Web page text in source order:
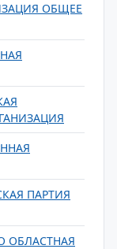
ОБЩЕЕ
ПАРТИЯ
ОБЛАСТНАЯ